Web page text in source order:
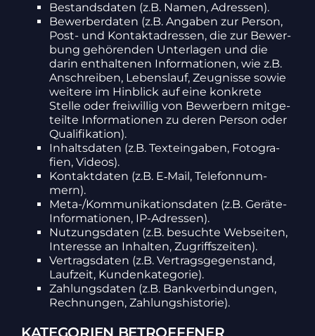
Bestands­daten (z.B. Namen, Adressen).
Bewer­ber­daten (z.B. Angaben zur Person,
Post- und Kontakt­adressen, die zur Bewer­
bung gehö­renden Unter­lagen und die
darin enthal­tenen Infor­ma­tionen, wie z.B.
Anschreiben, Lebens­lauf, Zeug­nisse sowie
weitere im Hinblick auf eine konkrete
Stelle oder frei­willig von Bewer­bern mitge­
teilte Infor­ma­tionen zu deren Person oder
Quali­fi­ka­tion).
Inhalts­daten (z.B. Text­ein­gaben, Foto­gra­
fien, Videos).
Kontakt­daten (z.B. E‑Mail, Tele­fon­num­
mern).
Meta-/Kom­mu­ni­ka­ti­ons­daten (z.B. Geräte-
Infor­ma­tionen, IP-Adressen).
Nutzungs­daten (z.B. besuchte Webseiten,
Inter­esse an Inhalten, Zugriffs­zeiten).
Vertrags­daten (z.B. Vertrags­ge­gen­stand,
Lauf­zeit, Kunden­ka­te­gorie).
Zahlungs­daten (z.B. Bank­ver­bin­dungen,
Rech­nungen, Zahlungs­his­torie).
KATEGORIEN BETROFFENER